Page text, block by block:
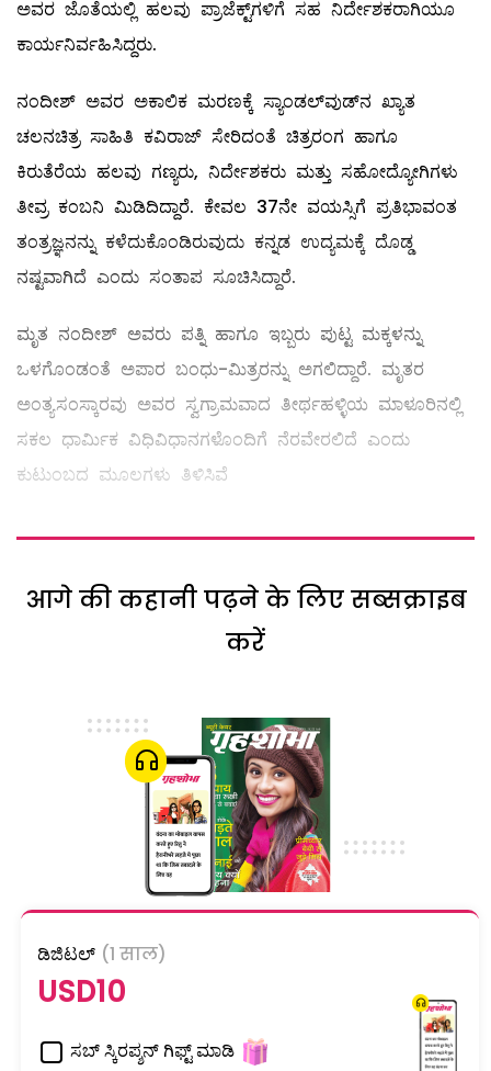
ಅವರ ಜೊತೆಯಲ್ಲಿ ಹಲವು ಪ್ರಾಜೆಕ್ಟ್‌ಗಳಿಗೆ ಸಹ ನಿರ್ದೇಶಕರಾಗಿಯೂ
ಕಾರ್ಯನಿರ್ವಹಿಸಿದ್ದರು.
ನಂದೀಶ್ ಅವರ ಅಕಾಲಿಕ ಮರಣಕ್ಕೆ ಸ್ಯಾಂಡಲ್‌ವುಡ್‌ನ ಖ್ಯಾತ
ಚಲನಚಿತ್ರ ಸಾಹಿತಿ ಕವಿರಾಜ್ ಸೇರಿದಂತೆ ಚಿತ್ರರಂಗ ಹಾಗೂ
ಕಿರುತೆರೆಯ ಹಲವು ಗಣ್ಯರು, ನಿರ್ದೇಶಕರು ಮತ್ತು ಸಹೋದ್ಯೋಗಿಗಳು
ತೀವ್ರ ಕಂಬನಿ ಮಿಡಿದಿದ್ದಾರೆ. ಕೇವಲ 37ನೇ ವಯಸ್ಸಿಗೆ ಪ್ರತಿಭಾವಂತ
ತಂತ್ರಜ್ಞನನ್ನು ಕಳೆದುಕೊಂಡಿರುವುದು ಕನ್ನಡ ಉದ್ಯಮಕ್ಕೆ ದೊಡ್ಡ
ನಷ್ಟವಾಗಿದೆ ಎಂದು ಸಂತಾಪ ಸೂಚಿಸಿದ್ದಾರೆ.
ಮೃತ ನಂದೀಶ್ ಅವರು ಪತ್ನಿ ಹಾಗೂ ಇಬ್ಬರು ಪುಟ್ಟ ಮಕ್ಕಳನ್ನು
ಒಳಗೊಂಡಂತೆ ಅಪಾರ ಬಂಧು-ಮಿತ್ರರನ್ನು ಅಗಲಿದ್ದಾರೆ. ಮೃತರ
ಅಂತ್ಯಸಂಸ್ಕಾರವು ಅವರ ಸ್ವಗ್ರಾಮವಾದ ತೀರ್ಥಹಳ್ಳಿಯ ಮಾಳೂರಿನಲ್ಲಿ
ಸಕಲ ಧಾರ್ಮಿಕ ವಿಧಿವಿಧಾನಗಳೊಂದಿಗೆ ನೆರವೇರಲಿದೆ ಎಂದು
ಕುಟುಂಬದ ಮೂಲಗಳು ತಿಳಿಸಿವೆ
आगे की कहानी पढ़ने के लिए सब्सक्राइब
करें
ಡಿಜಿಟಲ್ (1 साल)
USD10
ಸಬ್ ಸ್ಕಿರಪ್ಶನ್ ಗಿಫ್ಟ್ ಮಾಡಿ